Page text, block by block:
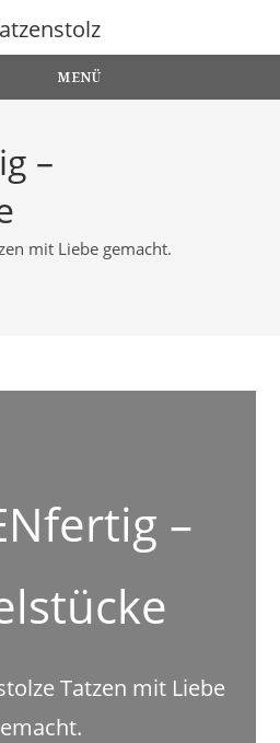
MENÜ
–
mit Liebe gemacht.
–
Tatzen mit Liebe